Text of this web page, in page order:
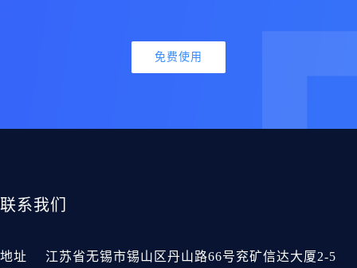
免费使用
联系我们
地址
江苏省无锡市锡山区丹山路66号兖矿信达大厦2-5